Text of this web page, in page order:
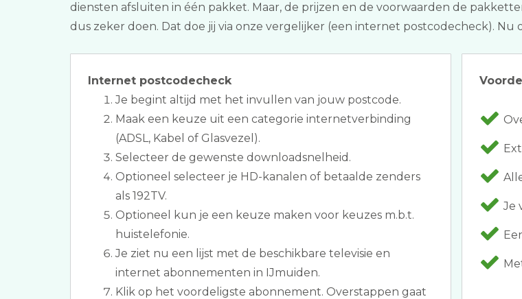
diensten afsluiten in één pakket. Maar, de prijzen en de voorwaarden de
dus zeker doen. Dat doe jij via onze vergelijker (een internet postcodecheck). Nu
Internet postcodecheck
Je begint altijd met het invullen van jouw postcode.
Maak een keuze uit een categorie internetverbinding
(ADSL, Kabel of Glasvezel).
Selecteer de gewenste downloadsnelheid.
Optioneel selecteer je HD-kanalen of betaalde zenders
als 192TV.
Optioneel kun je een keuze maken voor keuzes m.b.t.
huistelefonie.
Je ziet nu een lijst met de beschikbare televisie en
internet abonnementen in IJmuiden.
Klik op het voordeligste abonnement. Overstappen gaat
Je